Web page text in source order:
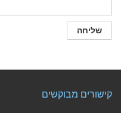
קישורים מבוקשים